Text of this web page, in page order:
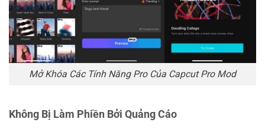
Mở Khóa Các Tính Năng Pro Của Capcut Pro Mod
Không Bị Làm Phiền Bởi Quảng Cáo